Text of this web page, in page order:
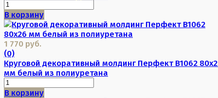
В корзину
1 770 руб.
(0)
Круговой декоративный молдинг Перфект B1062
мм белый из полиуретана
В корзину